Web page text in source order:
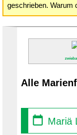
geschrieben. Warum
Alle
Mariä